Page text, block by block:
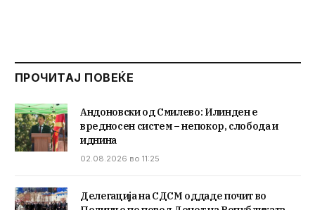
ПРОЧИТАЈ ПОВЕЌЕ
Андоновски од Смилево: Илинден е
вредносен систем – непокор, слобода и
иднина
02.08.2026 во 11:25
Делегација на СДСМ оддаде почит во